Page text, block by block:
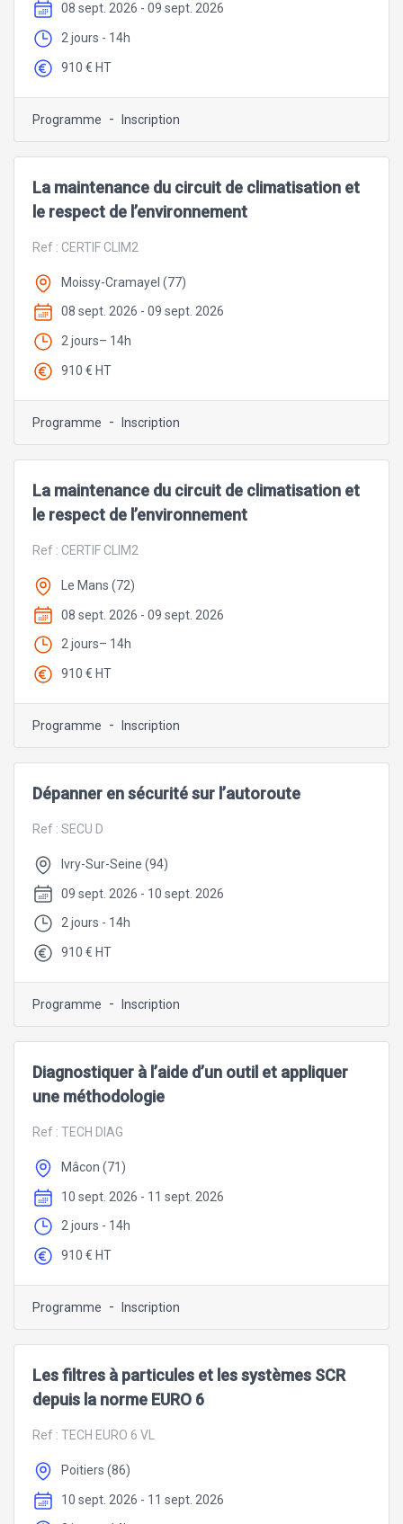
08 sept. 2026 - 09 sept. 2026
2 jours - 14h
910 € HT
Programme - Inscription
La maintenance du circuit de climatisation et
le respect de l’environnement
Ref : CERTIF CLIM2
Moissy-Cramayel (77)
08 sept. 2026 - 09 sept. 2026
2 jours– 14h
910 € HT
Programme - Inscription
La maintenance du circuit de climatisation et
le respect de l’environnement
Ref : CERTIF CLIM2
Le Mans (72)
08 sept. 2026 - 09 sept. 2026
2 jours– 14h
910 € HT
Programme - Inscription
Dépanner en sécurité sur l’autoroute
Ref : SECU D
Ivry-Sur-Seine (94)
09 sept. 2026 - 10 sept. 2026
2 jours - 14h
910 € HT
Programme - Inscription
Diagnostiquer à l’aide d’un outil et appliquer
une méthodologie
Ref : TECH DIAG
Mâcon (71)
10 sept. 2026 - 11 sept. 2026
2 jours - 14h
910 € HT
Programme - Inscription
Les filtres à particules et les systèmes SCR
depuis la norme EURO 6
Ref : TECH EURO 6 VL
Poitiers (86)
10 sept. 2026 - 11 sept. 2026